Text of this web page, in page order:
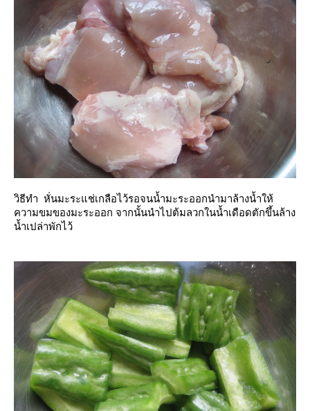
วิธีทำ หั่นมะระแช่เกลือไว้รอจนน้ำมะระออกนำมาล้างน้ำให้
ความขมของมะระออก จากนั้นนำไปต้มลวกในน้ำเดือดตักขึ้นล้าง
น้ำเปล่าพักไว้